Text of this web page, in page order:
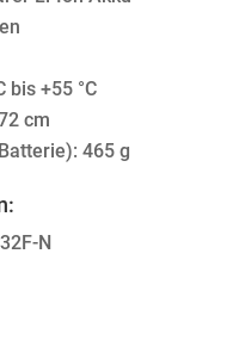
bis +55 °C
cm
465 g
N